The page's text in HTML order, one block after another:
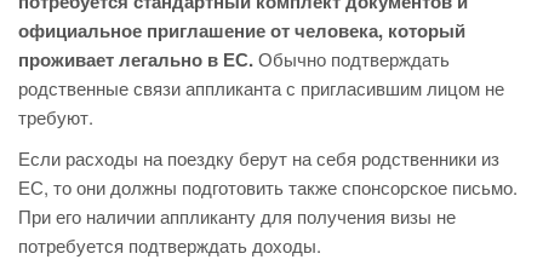
официальное приглашение от человека, который
проживает легально в ЕС.Обычно подтверждать
родственные связи аппликанта с пригласившим лицом не
требуют.
Если расходы на поездку берут на себя родственники из
ЕС, то они должны подготовить также спонсорское письмо.
При его наличии аппликанту для получения визы не
потребуется подтверждать доходы.